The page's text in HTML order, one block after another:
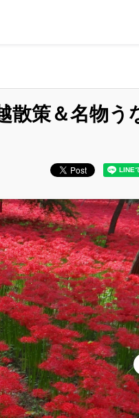
散策＆名物う